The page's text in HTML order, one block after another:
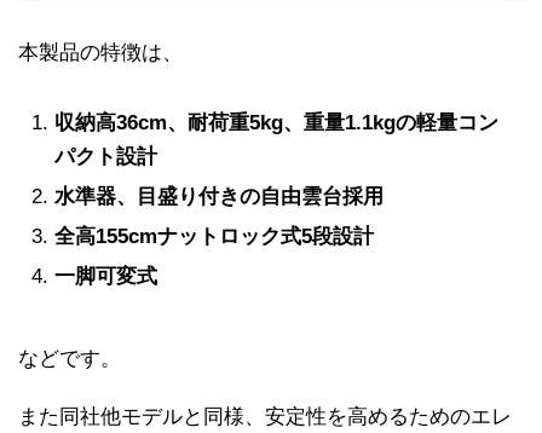
本製品の特徴は、
収納高36cm、耐荷重5kg、重量1.1kgの軽量コン
パクト設計
水準器、目盛り付きの自由雲台採用
全高155cmナットロック式5段設計
一脚可変式
などです。
また同社他モデルと同様、安定性を高めるためのエレ